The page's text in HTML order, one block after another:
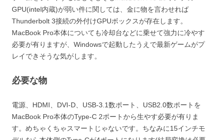
GPU(intel内蔵)が弱い件に関しては、金に物を言わせれば
Thunderbolt 3接続の外付けGPUボックスが存在します。
MacBook Pro本体についても冷却台などに乗せて強力に冷やす
必要が有りますが、Windowsで起動したうえで最新ゲームがプ
レイできそうな気がします。
必要な物
電源、HDMI、DVI-D、USB-3.1数ポート、USB2.0数ポートを
MacBook Pro本体のType-C 2ポートから生やす必要が有りま
す。めちゃくちゃスマートじゃないです。ちなみに15インチモ